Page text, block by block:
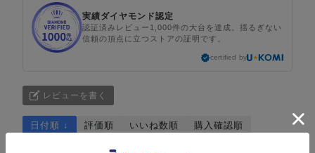
実績ダイヤモンド認定
認証済みレビュー1,000件の大台を達成。揺るぎない
信頼の頂点に立つストアの証明です。
certified by
レビューを書く
日付順 ↓ 評価順 いいね数順
購入確認順